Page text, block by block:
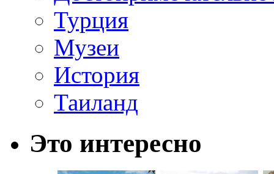
Турция
Музеи
История
Таиланд
Это интересно